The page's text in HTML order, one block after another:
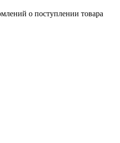
о поступлении товара